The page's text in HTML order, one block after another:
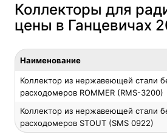
Коллекторы для
цены в Ганцевичах
Наименование
Коллектор из нержавеющей стали
расходомеров ROMMER (RMS-3200)
Коллектор из нержавеющей стали
расходомеров STOUT (SMS 0922)